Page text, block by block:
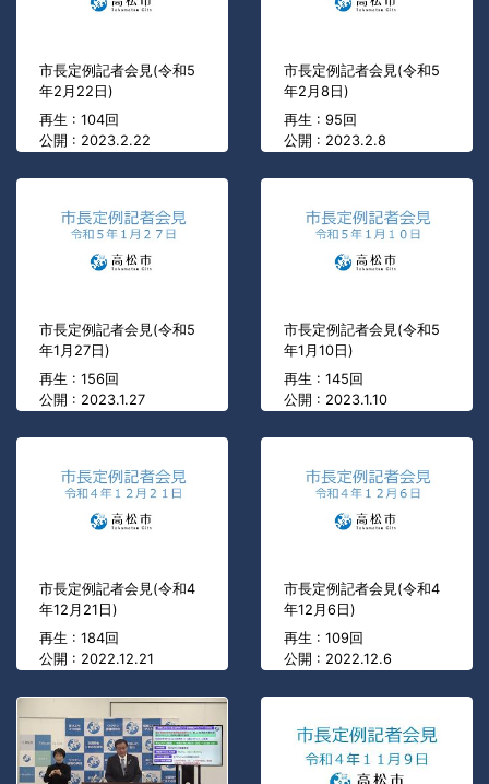
市長定例記者会見(令和5
年2月22日)
再生 : 104回
公開 : 2023.2.22
市長定例記者会見(令和5
年2月8日)
再生 : 95回
公開 : 2023.2.8
市長定例記者会見(令和5
年1月27日)
再生 : 156回
公開 : 2023.1.27
市長定例記者会見(令和5
年1月10日)
再生 : 145回
公開 : 2023.1.10
市長定例記者会見(令和4
年12月21日)
再生 : 184回
公開 : 2022.12.21
市長定例記者会見(令和4
年12月6日)
再生 : 109回
公開 : 2022.12.6